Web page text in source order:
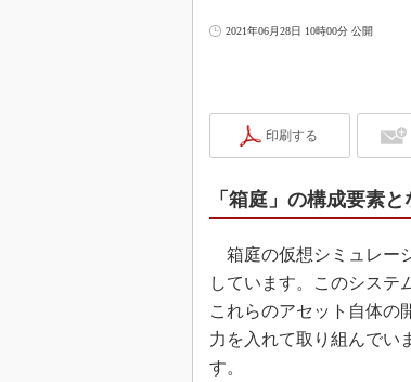
2021年06月28日 10時00分 公開
印刷する
「箱庭」の構成要素と
箱庭の仮想シミュレー
しています。このシステ
これらのアセット自体の
力を入れて取り組んでい
す。